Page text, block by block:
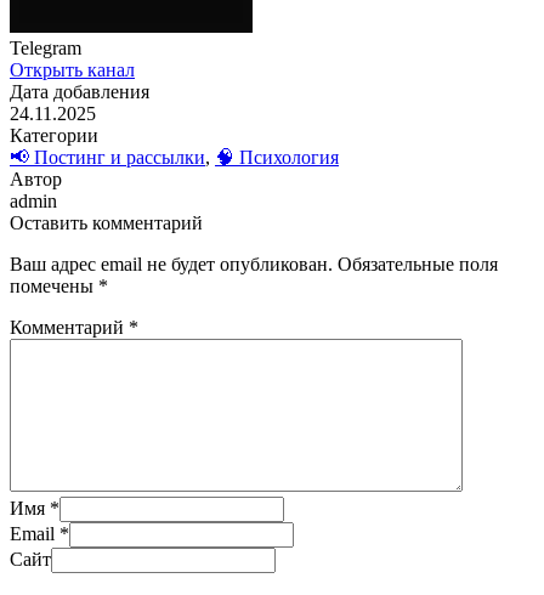
Telegram
Открыть канал
Дата добавления
24.11.2025
Категории
📢 Постинг и рассылки, 🧠 Психология
Автор
admin
Оставить комментарий
Ваш адрес email не будет опубликован. Обязательные поля
помечены *
Комментарий *
Имя *
Email *
Сайт